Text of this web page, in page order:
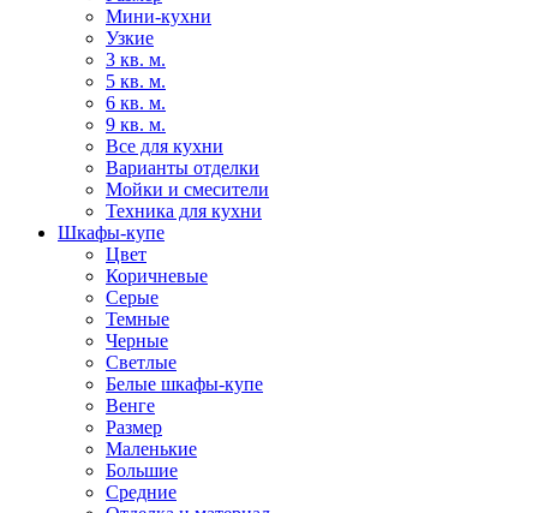
Мини-кухни
Узкие
3 кв. м.
5 кв. м.
6 кв. м.
9 кв. м.
Все для кухни
Варианты отделки
Мойки и смесители
Техника для кухни
Шкафы-купе
Цвет
Коричневые
Серые
Темные
Черные
Светлые
Белые шкафы-купе
Венге
Размер
Маленькие
Большие
Средние